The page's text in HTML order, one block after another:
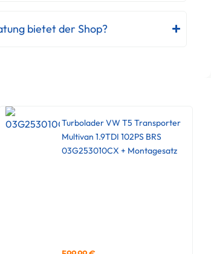
bietet der Shop?
Turbolader VW T5 Transporter
Multivan 1.9TDI 102PS BRS
03G253010CX + Montagesatz